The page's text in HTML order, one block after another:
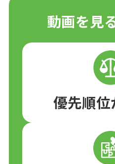
動画を見
優先順位